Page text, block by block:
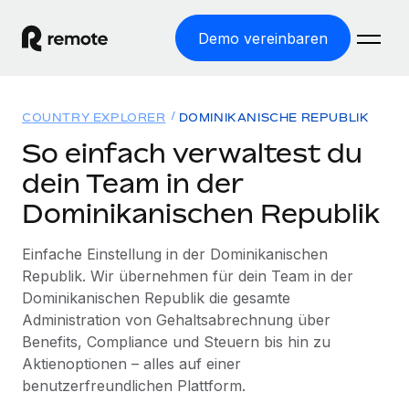
Demo vereinbaren
WELTWEITE BESCHÄFTIGUNG
Globale Payroll
Employer of Record
Weltweites Wachstum ohne Kosten für Niederlassungen
Contractor of Record
Rechtssichere, weltweite Arbeit mit Freelancer:innen
Contractor Management
Lösungen
Country Explorer
Länderspezifische Unterstützung bei der Einstellung
Explorer für US-Bundesstaaten
Einfache Einstellung in allen US-Bundesstaaten
Remote im Vergleich
Ressourcen
TOOLS UND RECHNER
Scheinselbstständigkeitsrisiko berechnen
Länderspezifische Einschätzung des
Scheinselbstständigkeitsrisikos
Personalkostenrechner
Preise
English (United States)
COUNTRY EXPLORER DOMINIKANISCHE REPUBLIK
So einfach verwaltest du
dein Team in der
Dominikanischen Republik
Einfache Einstellung in der Dominikanischen
Republik. Wir übernehmen für dein Team in der
Dominikanischen Republik die gesamte
Administration von Gehaltsabrechnung über
Benefits, Compliance und Steuern bis hin zu
Aktienoptionen – alles auf einer
benutzerfreundlichen Plattform.